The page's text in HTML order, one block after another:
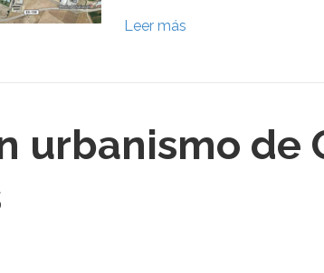
Leer más
urbanismo de